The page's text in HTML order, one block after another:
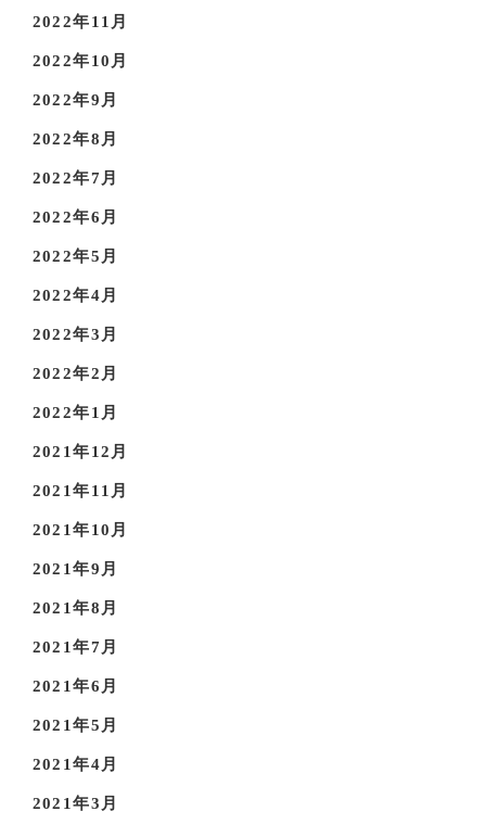
2022年11月
2022年10月
2022年9月
2022年8月
2022年7月
2022年6月
2022年5月
2022年4月
2022年3月
2022年2月
2022年1月
2021年12月
2021年11月
2021年10月
2021年9月
2021年8月
2021年7月
2021年6月
2021年5月
2021年4月
2021年3月